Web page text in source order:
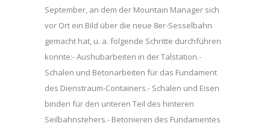
September, an dem der Mountain Manager sich
vor Ort ein Bild über die neue 8er-Sesselbahn
gemacht hat, u. a. folgende Schritte durchführen
konnte:- Aushubarbeiten in der Talstation.-
Schalen und Betonarbeiten für das Fundament
des Dienstraum-Containers.- Schalen und Eisen
binden für den unteren Teil des hinteren
Seilbahnstehers.- Betonieren des Fundamentes